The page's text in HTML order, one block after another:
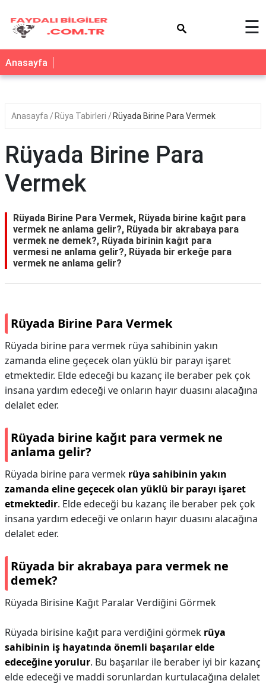
☰
Anasayfa
Anasayfa Rüya Tabirleri Rüyada Birine Para Vermek
Rüyada Birine Para
Vermek
Rüyada Birine Para Vermek, Rüyada birine kağıt para
vermek ne anlama gelir?, Rüyada bir akrabaya para
vermek ne demek?, Rüyada birinin kağıt para
vermesi ne anlama gelir?, Rüyada bir erkeğe para
vermek ne anlama gelir?
Rüyada Birine Para Vermek
Rüyada birine para vermek rüya sahibinin yakın
zamanda eline geçecek olan yüklü bir parayı işaret
etmektedir. Elde edeceği bu kazanç ile beraber pek çok
insana yardım edeceği ve onların hayır duasını alacağına
delalet eder.
Rüyada birine kağıt para vermek ne
anlama gelir?
Rüyada birine para vermek rüya sahibinin yakın
zamanda eline geçecek olan yüklü bir parayı işaret
etmektedir. Elde edeceği bu kazanç ile beraber pek çok
insana yardım edeceği ve onların hayır duasını alacağına
delalet eder.
Rüyada bir akrabaya para vermek ne
demek?
Rüyada Birisine Kağıt Paralar Verdiğini Görmek
Rüyada birisine kağıt para verdiğini görmek rüya
sahibinin iş hayatında önemli başarılar elde
edeceğine yorulur. Bu başarılar ile beraber iyi bir kazanç
elde edeceği ve maddi sorunlardan kurtulacağına delalet